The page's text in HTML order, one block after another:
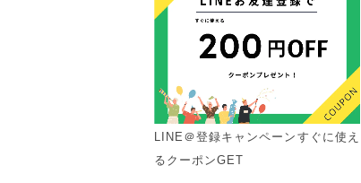
LINE＠登録キャンペーン すぐに使え
るクーポンGET